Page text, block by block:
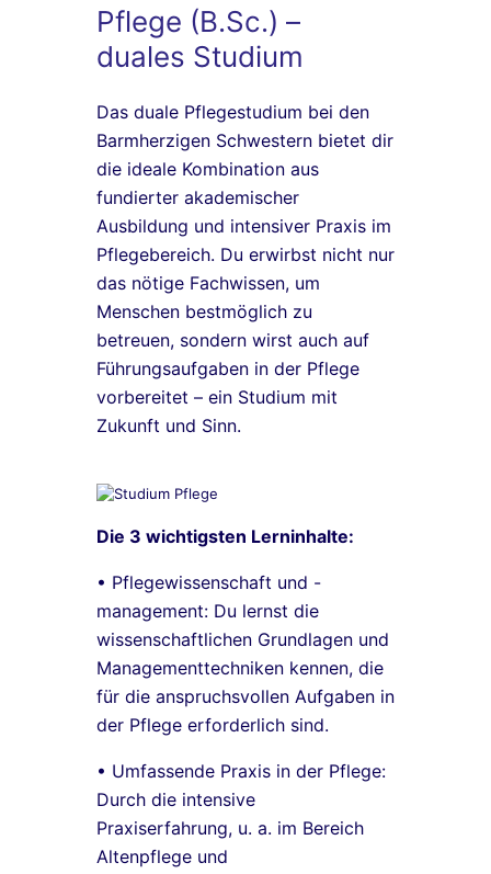
Pflege (B.Sc.) –
duales Studium
Das duale Pflegestudium bei den
Barmherzigen Schwestern bietet dir
die ideale Kombination aus
fundierter akademischer
Ausbildung und intensiver Praxis im
Pflegebereich. Du erwirbst nicht nur
das nötige Fachwissen, um
Menschen bestmöglich zu
betreuen, sondern wirst auch auf
Führungsaufgaben in der Pflege
vorbereitet – ein Studium mit
Zukunft und Sinn.
Die 3 wichtigsten Lerninhalte:
• Pflegewissenschaft und -
management: Du lernst die
wissenschaftlichen Grundlagen und
Managementtechniken kennen, die
für die anspruchsvollen Aufgaben in
der Pflege erforderlich sind.
• Umfassende Praxis in der Pflege:
Durch die intensive
Praxiserfahrung, u. a. im Bereich
Altenpflege und